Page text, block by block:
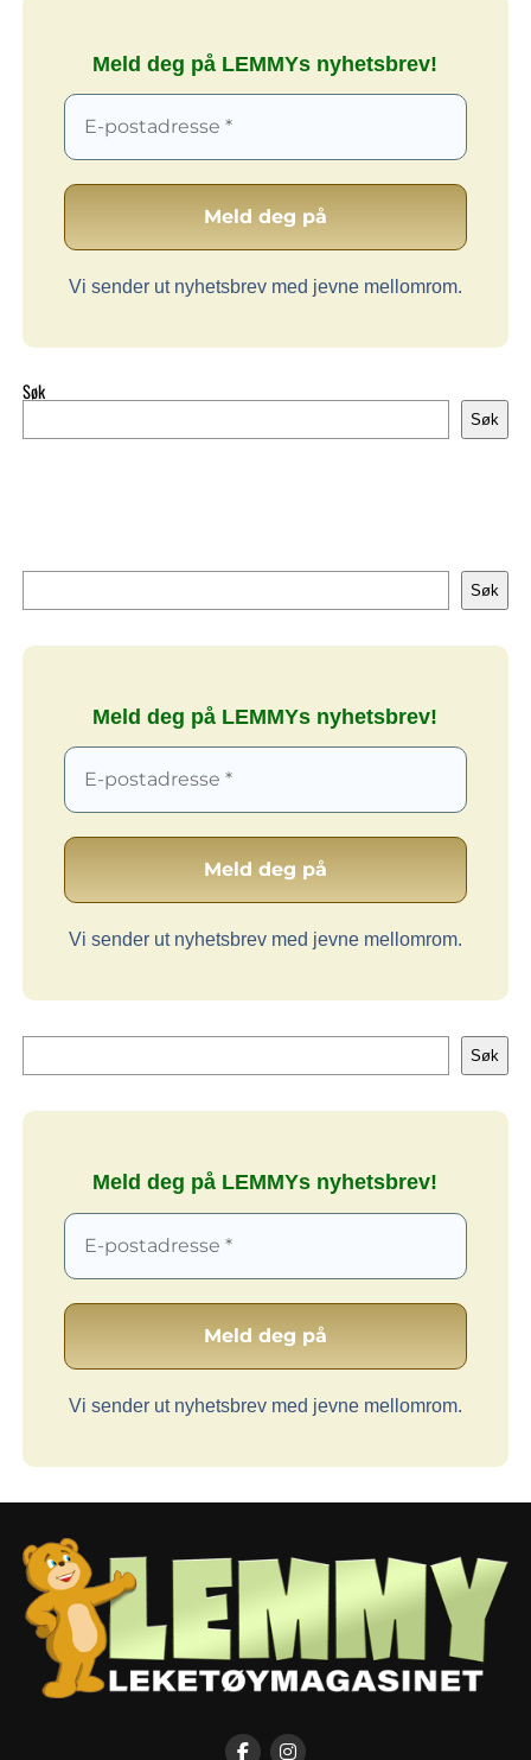
Meld deg på LEMMYs nyhetsbrev!
Vi sender ut nyhetsbrev med jevne mellomrom.
Søk
Søk
Søk
Søk
Meld deg på LEMMYs nyhetsbrev!
Vi sender ut nyhetsbrev med jevne mellomrom.
Søk
Søk
Meld deg på LEMMYs nyhetsbrev!
Vi sender ut nyhetsbrev med jevne mellomrom.